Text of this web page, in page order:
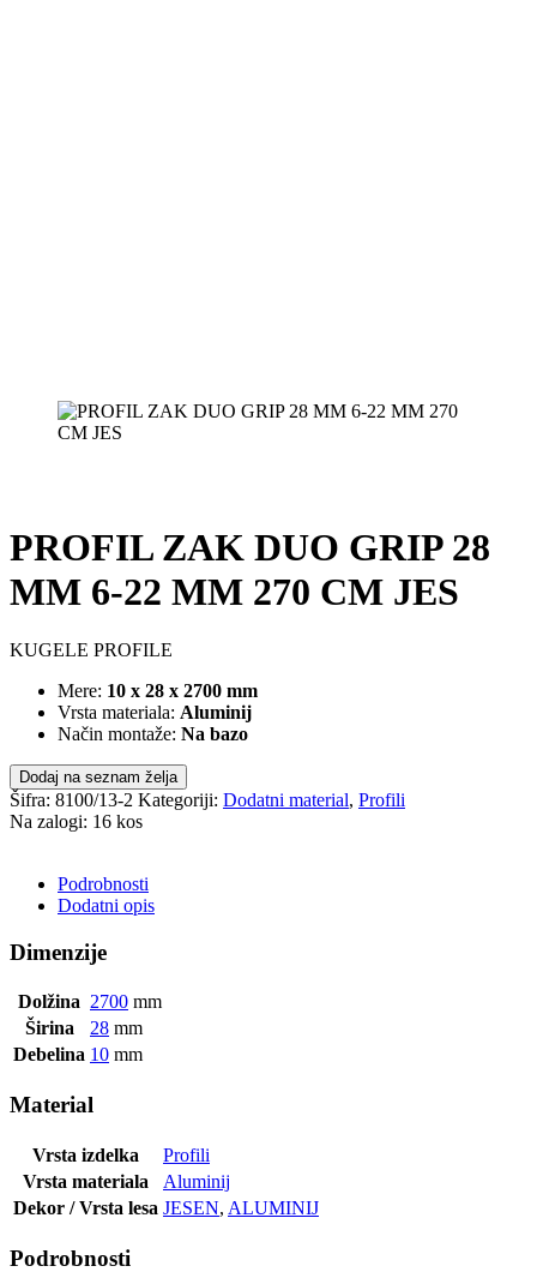
PROFIL ZAK DUO GRIP 28
MM 6-22 MM 270 CM JES
KUGELE PROFILE
Mere: 10 x 28 x 2700 mm
Vrsta materiala: Aluminij
Način montaže: Na bazo
Dodaj na seznam želja
Šifra: 8100/13-2 Kategoriji: Dodatni material, Profili
Na zalogi: 16 kos
Podrobnosti
Dodatni opis
Dimenzije
Dolžina 2700 mm
Širina
28 mm
Debelina 10 mm
Material
Vrsta izdelka
Profili
Vrsta materiala
Aluminij
Dekor / Vrsta lesa JESEN, ALUMINIJ
Podrobnosti